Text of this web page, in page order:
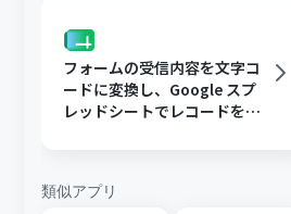
フォームの受信内容を文字コ
ードに変換し、Google スプ
レッドシートでレコードを追
類似アプリ